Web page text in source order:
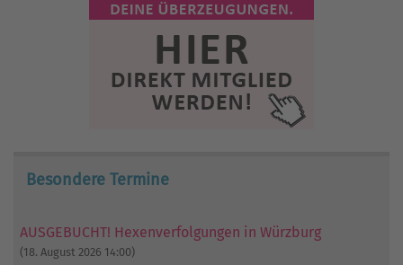
Besondere Termine
AUSGEBUCHT! Hexenverfolgungen in Würzburg
(18. August 2026 14:00)